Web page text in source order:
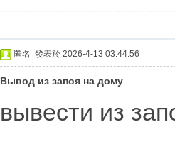
匿名 發表於 2026-4-13 03:44:56
Вывод из запоя на дому
вывести из